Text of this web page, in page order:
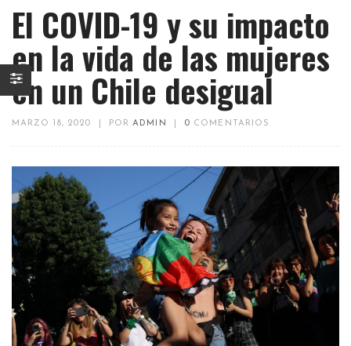
El COVID-19 y su impacto
en la vida de las mujeres
en un Chile desigual
MARZO 18, 2020 PORADMIN 0 COMENTARIOS